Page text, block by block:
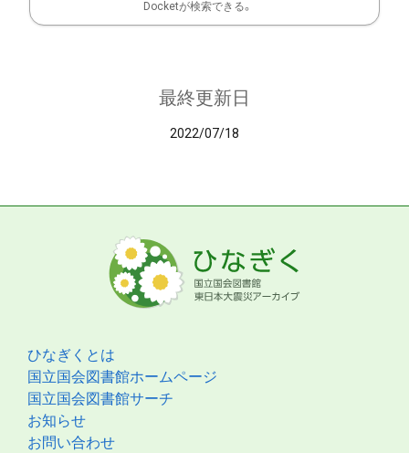
Docketが検索できる。
最終更新日
2022/07/18
ひなぎくとは
国立国会図書館ホームページ
国立国会図書館サーチ
お知らせ
お問い合わせ